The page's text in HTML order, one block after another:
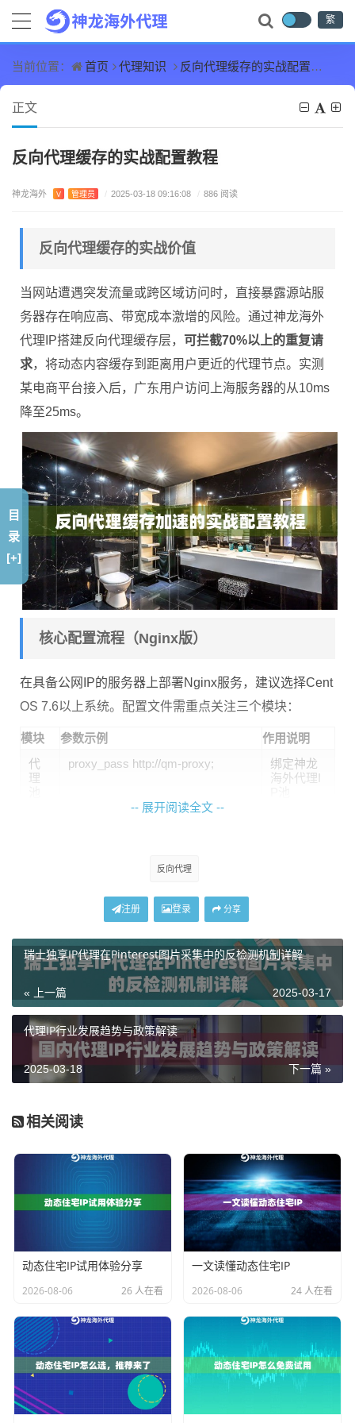
繁
当前位置： 首页 代理知识 反向代理缓存的实战配置教程
正文
反向代理缓存的实战配置教程
神龙海外 V 管理员 / 2025-03-18 09:16:08 / 886 阅读
反向代理缓存的实战价值
当网站遭遇突发流量或跨区域访问时，直接暴露源站服
务器存在响应高、带宽成本激增的风险。通过神龙海外
代理IP搭建反向代理缓存层， 可拦截70%以上的重复请
求，将动态内容缓存到距离用户更近的代理节点。实测
某电商平台接入后，广东用户访问上海服务器的从10ms
降至25ms。
核心配置流程（Nginx版）
在具备公网IP的服务器上部署Nginx服务，建议选择Cent
OS 7.6以上系统。配置文件需重点关注三个模块：
模块 参数示例
作用说明
代
理
proxy_pass http://qm-proxy;
绑定神龙
海外代理I
ls=1:2 keys_zone=mycache:200m
求
优
化
proxy_buffer_size k; proxy_buffers
k;
件传输效
率
建议在location配置段添加proxy_set_header X-Real-IP
$remote_addr;保持终端用户真实IP。神龙海外代理IP支
持原生高匿代理，无需担心IP透传问题。
静态资源：设置7天长期缓存，配置cache-contro
l: max-age=60400
API接口：采用5秒短缓存，搭配purge模块实现
登录状态：通过proxy_cache_bypass $http_coo
kie绕过缓存
神龙海外代理IP的 智能路由系统
会自动选择最低的节
点，配合缓存策略可降低90%的源站请求。
故障排查与效果验证
-- 展开阅读全文 --
反向代理
注册 登录 分享
瑞士独享IP代理在Pinterest图片采集中的反检测机制详解
« 上一篇 2025-03-17
代理IP行业发展趋势与政策解读
下一篇 »
2025-03-18
相关阅读
动态住宅IP试用体验分享
2026-08-06 26 人在看
一文读懂动态住宅IP
2026-08-06 24 人在看
目
录
[+]